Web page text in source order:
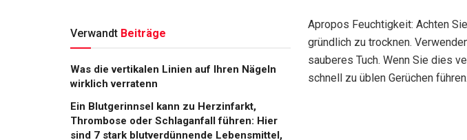
Verwandt Beiträge
Was die vertikalen Linien auf Ihren Nägeln
wirklich verratenn
Ein Blutgerinnsel kann zu Herzinfarkt,
Thrombose oder Schlaganfall führen: Hier
sind 7 stark blutverdünnende Lebensmittel,
Apropos Feuchtigkeit: Achten
gründlich zu trocknen.
sauberes Tuch. Wenn Sie dies
schnell zu üblen Gerüchen führen.